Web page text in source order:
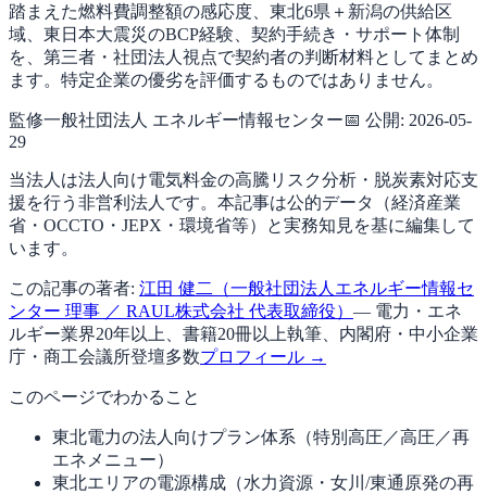
踏まえた燃料費調整額の感応度、東北6県＋新潟の供給区
域、東日本大震災のBCP経験、契約手続き・サポート体制
を、第三者・社団法人視点で契約者の判断材料としてまとめ
ます。特定企業の優劣を評価するものではありません。
監修一般社団法人 エネルギー情報センター📅 公開: 2026-05-
29
当法人は法人向け電気料金の高騰リスク分析・脱炭素対応支
援を行う非営利法人です。本記事は公的データ（経済産業
省・OCCTO・JEPX・環境省等）と実務知見を基に編集して
います。
この記事の著者: 江田 健二（一般社団法人エネルギー情報セ
ンター 理事 ／ RAUL株式会社 代表取締役） — 電力・エネ
ルギー業界20年以上、書籍20冊以上執筆、内閣府・中小企業
庁・商工会議所登壇多数プロフィール →
このページでわかること
東北電力の法人向けプラン体系（特別高圧／高圧／再
エネメニュー）
東北エリアの電源構成（水力資源・女川/東通原発の再